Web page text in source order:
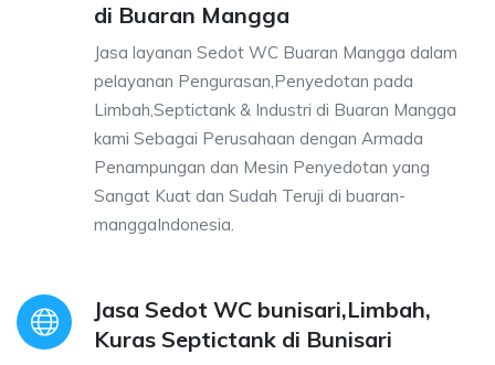
di Buaran Mangga
Jasa layanan Sedot WC Buaran Mangga dalam
pelayanan Pengurasan,Penyedotan pada
Limbah,Septictank & Industri di Buaran Mangga
kami Sebagai Perusahaan dengan Armada
Penampungan dan Mesin Penyedotan yang
Sangat Kuat dan Sudah Teruji di buaran-
manggaIndonesia.
Jasa Sedot WC bunisari,Limbah,
Kuras Septictank di Bunisari